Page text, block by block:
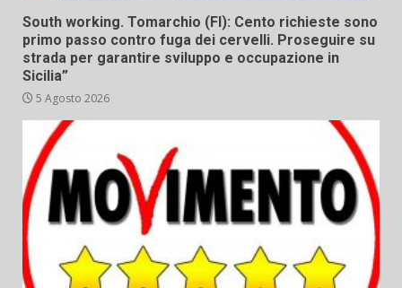
South working. Tomarchio (FI): Cento richieste sono
primo passo contro fuga dei cervelli. Proseguire su
strada per garantire sviluppo e occupazione in
Sicilia”
5 Agosto 2026